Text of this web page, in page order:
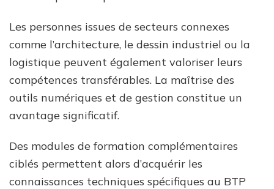
Les personnes issues de secteurs connexes
comme l’architecture, le dessin industriel ou la
logistique peuvent également valoriser leurs
compétences transférables. La maîtrise des
outils numériques et de gestion constitue un
avantage significatif.
Des modules de formation complémentaires
ciblés permettent alors d’acquérir les
connaissances techniques spécifiques au BTP